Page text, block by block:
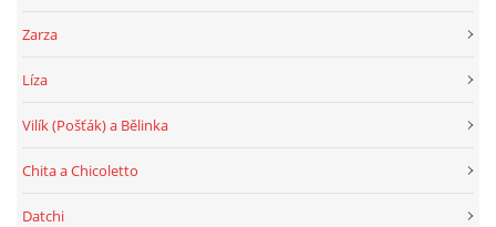
Zarza
Líza
Vilík (Pošťák) a Bělinka
Chita a Chicoletto
Datchi